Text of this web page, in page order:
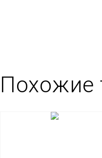
Похожие